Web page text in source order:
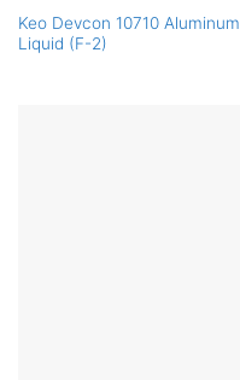
Keo Devcon 10710 Aluminum
Liquid (F-2)